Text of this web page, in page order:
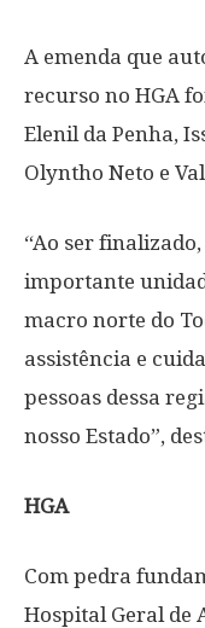
A emenda que
recurso no HGA
Elenil da Penha,
Olyntho Neto e
“Ao ser
importante
macro norte do
assistência e
pessoas dessa
nosso Estado”,
HGA
Com pedra
Hospital Geral de